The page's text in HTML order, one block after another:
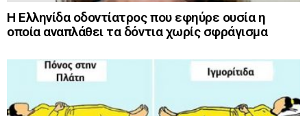
Η Ελληνίδα οδοντίατρος που εφηύρε ουσία η
οποία αναπλάθει τα δόντια χωρίς σφράγισμα